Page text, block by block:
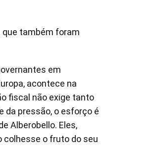
que também foram
em
acontece na
fiscal não exige tanto
da pressão, o esforço é
Alberobello. Eles,
colhesse o fruto do seu